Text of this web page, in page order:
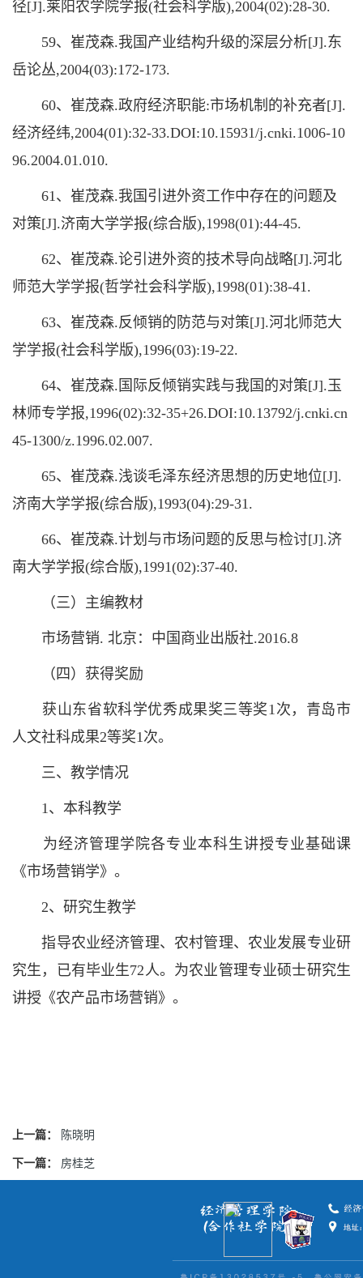
径[J].莱阳农学院学报(社会科学版),2004(02):28-30.
59、崔茂森.我国产业结构升级的深层分析[J].东
岳论丛,2004(03):172-173.
60、崔茂森.政府经济职能:市场机制的补充者[J].
经济经纬,2004(01):32-33.DOI:10.15931/j.cnki.1006-10
96.2004.01.010.
61、崔茂森.我国引进外资工作中存在的问题及
对策[J].济南大学学报(综合版),1998(01):44-45.
62、崔茂森.论引进外资的技术导向战略[J].河北
师范大学学报(哲学社会科学版),1998(01):38-41.
63、崔茂森.反倾销的防范与对策[J].河北师范大
学学报(社会科学版),1996(03):19-22.
64、崔茂森.国际反倾销实践与我国的对策[J].玉
林师专学报,1996(02):32-35+26.DOI:10.13792/j.cnki.cn
45-1300/z.1996.02.007.
65、崔茂森.浅谈毛泽东经济思想的历史地位[J].
济南大学学报(综合版),1993(04):29-31.
66、崔茂森.计划与市场问题的反思与检讨[J].济
南大学学报(综合版),1991(02):37-40.
（三）主编教材
市场营销. 北京：中国商业出版社.2016.8
（四）获得奖励
获山东省软科学优秀成果奖三等奖1次，青岛市
人文社科成果2等奖1次。
三、教学情况
1、本科教学
为经济管理学院各专业本科生讲授专业基础课
《市场营销学》。
2、研究生教学
指导农业经济管理、农村管理、农业发展专业研
究生，已有毕业生72人。为农业管理专业硕士研究生
讲授《农产品市场营销》。
上一篇： 陈晓明
下一篇： 房桂芝